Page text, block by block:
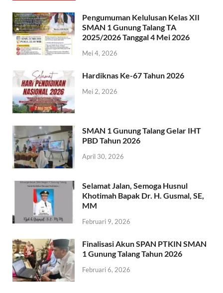
Pengumuman Kelulusan Kelas XII
SMAN 1 Gunung Talang TA
2025/2026 Tanggal 4 Mei 2026
Mei 4, 2026
Hardiknas Ke-67 Tahun 2026
Mei 2, 2026
SMAN 1 Gunung Talang Gelar IHT
PBD Tahun 2026
April 30, 2026
Selamat Jalan, Semoga Husnul
Khotimah Bapak Dr. H. Gusmal, SE,
MM
Februari 9, 2026
Finalisasi Akun SPAN PTKIN SMAN
1 Gunung Talang Tahun 2026
Februari 6, 2026